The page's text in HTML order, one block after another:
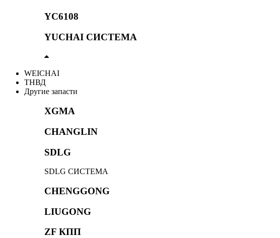
YC6108
YUCHAI СИСТЕМА
WEICHAI
ТНВД
Другие запасти
XGMA
CHANGLIN
SDLG
SDLG СИСТЕМА
CHENGGONG
LIUGONG
ZF КПП